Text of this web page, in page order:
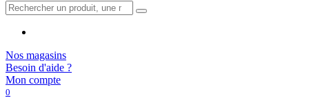
Nos magasins
Besoin d'aide ?
Mon compte
0